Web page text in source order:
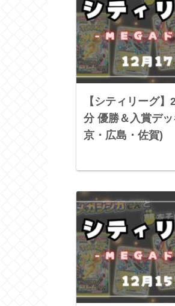
【シティリーグ
分 優勝＆入賞デ
京・広島・佐賀)